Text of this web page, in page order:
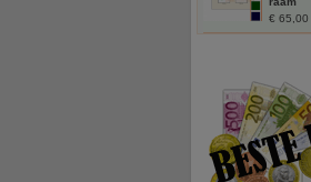
€ 65,00